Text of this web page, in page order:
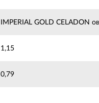
IMPERIAL GOLD CELADON
1,15
0,79